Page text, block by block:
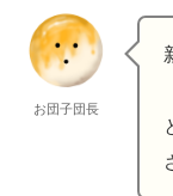
お団子団長